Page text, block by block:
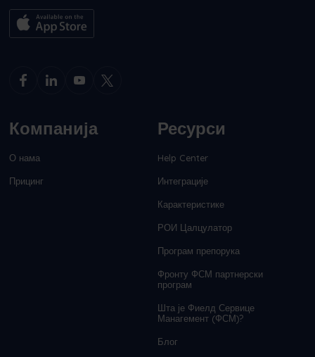
Компанија
О нама
Прицинг
Ресурси
Help Center
Интеграције
Карактеристике
РОИ Цалцулатор
Програм препорука
Фронту ФСМ партнерски
програм
Шта је Фиелд Сервице
Манагемент (ФСМ)?
Блог